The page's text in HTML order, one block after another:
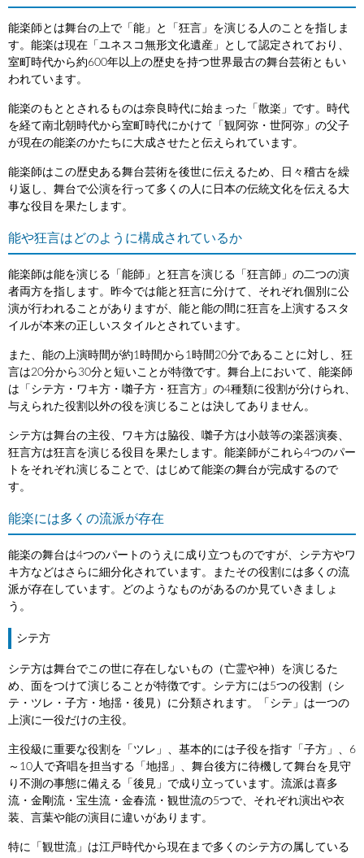
能楽師とは舞台の上で「能」と「狂言」を演じる人のことを指しま
す。能楽は現在「ユネスコ無形文化遺産」として認定されており、
室町時代から約600年以上の歴史を持つ世界最古の舞台芸術ともい
われています。
能楽のもととされるものは奈良時代に始まった「散楽」です。時代
を経て南北朝時代から室町時代にかけて「観阿弥・世阿弥」の父子
が現在の能楽のかたちに大成させたと伝えられています。
能楽師はこの歴史ある舞台芸術を後世に伝えるため、日々稽古を繰
り返し、舞台で公演を行って多くの人に日本の伝統文化を伝える大
事な役目を果たします。
能や狂言はどのように構成されているか
能楽師は能を演じる「能師」と狂言を演じる「狂言師」の二つの演
者両方を指します。昨今では能と狂言に分けて、それぞれ個別に公
演が行われることがありますが、能と能の間に狂言を上演するスタ
イルが本来の正しいスタイルとされています。
また、能の上演時間が約1時間から1時間20分であることに対し、狂
言は20分から30分と短いことが特徴です。舞台上において、能楽師
は「シテ方・ワキ方・囃子方・狂言方」の4種類に役割が分けられ、
与えられた役割以外の役を演じることは決してありません。
シテ方は舞台の主役、ワキ方は脇役、囃子方は小鼓等の楽器演奏、
狂言方は狂言を演じる役目を果たします。能楽師がこれら4つのパー
トをそれぞれ演じることで、はじめて能楽の舞台が完成するので
す。
能楽には多くの流派が存在
能楽の舞台は4つのパートのうえに成り立つものですが、シテ方やワ
キ方などはさらに細分化されています。またその役割には多くの流
派が存在しています。どのようなものがあるのか見ていきましょ
う。
シテ方
シテ方は舞台でこの世に存在しないもの（亡霊や神）を演じるた
め、面をつけて演じることが特徴です。シテ方には5つの役割（シ
テ・ツレ・子方・地揺・後見）に分類されます。「シテ」は一つの
上演に一役だけの主役。
主役級に重要な役割を「ツレ」、基本的には子役を指す「子方」、6
～10人で斉唱を担当する「地揺」、舞台後方に待機して舞台を見守
り不測の事態に備える「後見」で成り立っています。流派は喜多
流・金剛流・宝生流・金春流・観世流の5つで、それぞれ演出や衣
装、言葉や能の演目に違いがあります。
特に「観世流」は江戸時代から現在まで多くのシテ方の属している